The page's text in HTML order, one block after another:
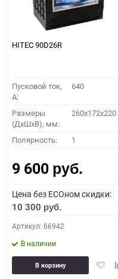
HITEC 90D26R
Пусковой ток,
A:
640
Размеры
(ДхШхВ), мм:
260x172x220
Полярность: 1
9 600 руб.
Цена без ECOном скидки:
10 300 руб.
Артикул: 66942
В наличии
В корзину